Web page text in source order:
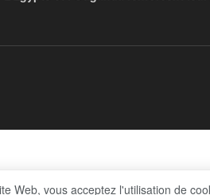
Web, vous acceptez l'utilisation de